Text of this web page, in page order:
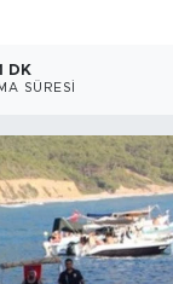
DK
SÜRESI